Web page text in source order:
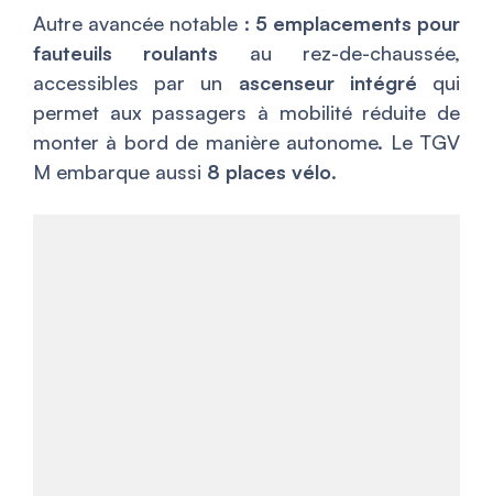
Autre avancée notable : 5 emplacements pour
fauteuils roulants au rez-de-chaussée,
accessibles par un ascenseur intégré qui
permet aux passagers à mobilité réduite de
monter à bord de manière autonome. Le TGV
M embarque aussi 8 places vélo.